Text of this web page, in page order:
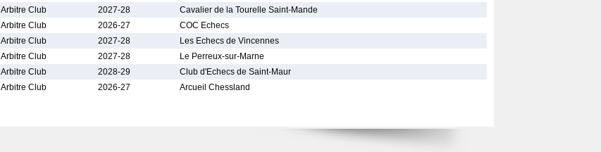
Arbitre Club 2027-28
Cavalier de la Tourelle Saint-Mande
Arbitre Club 2026-27
COC Echecs
Arbitre Club 2027-28
Les Echecs de Vincennes
Arbitre Club 2027-28
Le Perreux-sur-Marne
Arbitre Club 2028-29
Club d'Echecs de Saint-Maur
Arbitre Club 2026-27 Arcueil Chessland